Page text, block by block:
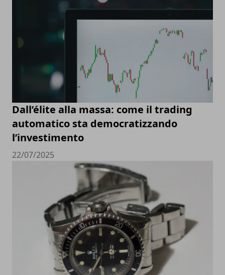
Dall’élite alla massa: come il trading
automatico sta democratizzando
l’investimento
22/07/2025